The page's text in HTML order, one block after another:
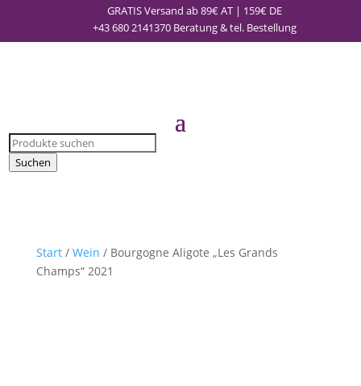
GRATIS Versand ab 89€ AT | 159€ DE
+43 680 2141370 Beratung & tel. Bestellung
Products
search
Suchen
Start/ Wein / Bourgogne Aligote „Les Grands
Champs“ 2021